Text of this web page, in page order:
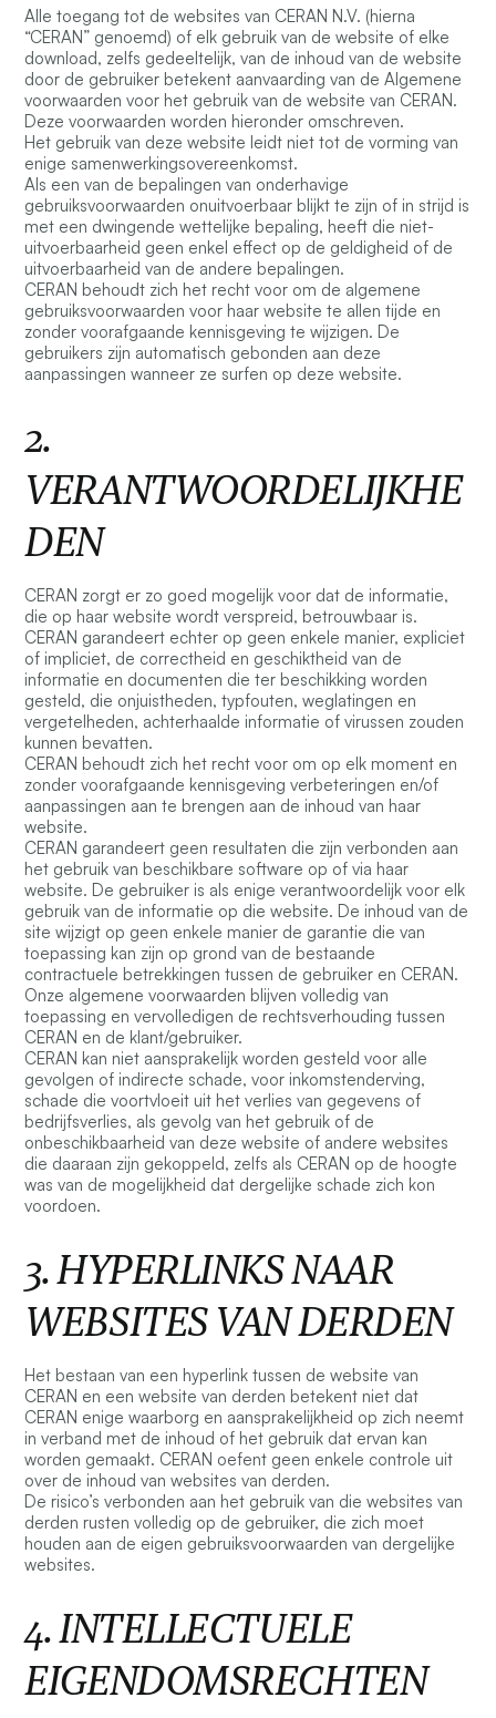
Alle toegang tot de websites van CERAN N.V. (hierna
“CERAN” genoemd) of elk gebruik van de website of elke
download, zelfs gedeeltelijk, van de inhoud van de website
door de gebruiker betekent aanvaarding van de Algemene
voorwaarden voor het gebruik van de website van CERAN.
Deze voorwaarden worden hieronder omschreven.
Het gebruik van deze website leidt niet tot de vorming van
enige samenwerkingsovereenkomst.
Als een van de bepalingen van onderhavige
gebruiksvoorwaarden onuitvoerbaar blijkt te zijn of in strijd is
met een dwingende wettelijke bepaling, heeft die niet-
uitvoerbaarheid geen enkel effect op de geldigheid of de
uitvoerbaarheid van de andere bepalingen.
CERAN behoudt zich het recht voor om de algemene
gebruiksvoorwaarden voor haar website te allen tijde en
zonder voorafgaande kennisgeving te wijzigen. De
gebruikers zijn automatisch gebonden aan deze
aanpassingen wanneer ze surfen op deze website.
2.
VERANTWOORDELIJKHE
DEN
CERAN zorgt er zo goed mogelijk voor dat de informatie,
die op haar website wordt verspreid, betrouwbaar is.
CERAN garandeert echter op geen enkele manier, expliciet
of impliciet, de correctheid en geschiktheid van de
informatie en documenten die ter beschikking worden
gesteld, die onjuistheden, typfouten, weglatingen en
vergetelheden, achterhaalde informatie of virussen zouden
kunnen bevatten.
CERAN behoudt zich het recht voor om op elk moment en
zonder voorafgaande kennisgeving verbeteringen en/of
aanpassingen aan te brengen aan de inhoud van haar
website.
CERAN garandeert geen resultaten die zijn verbonden aan
het gebruik van beschikbare software op of via haar
website. De gebruiker is als enige verantwoordelijk voor elk
gebruik van de informatie op die website. De inhoud van de
site wijzigt op geen enkele manier de garantie die van
toepassing kan zijn op grond van de bestaande
contractuele betrekkingen tussen de gebruiker en CERAN.
Onze algemene voorwaarden blijven volledig van
toepassing en vervolledigen de rechtsverhouding tussen
CERAN en de klant/gebruiker.
CERAN kan niet aansprakelijk worden gesteld voor alle
gevolgen of indirecte schade, voor inkomstenderving,
schade die voortvloeit uit het verlies van gegevens of
bedrijfsverlies, als gevolg van het gebruik of de
onbeschikbaarheid van deze website of andere websites
die daaraan zijn gekoppeld, zelfs als CERAN op de hoogte
was van de mogelijkheid dat dergelijke schade zich kon
voordoen.
3. HYPERLINKS NAAR
WEBSITES VAN DERDEN
Het bestaan van een hyperlink tussen de website van
CERAN en een website van derden betekent niet dat
CERAN enige waarborg en aansprakelijkheid op zich neemt
in verband met de inhoud of het gebruik dat ervan kan
worden gemaakt. CERAN oefent geen enkele controle uit
over de inhoud van websites van derden.
De risico’s verbonden aan het gebruik van die websites van
derden rusten volledig op de gebruiker, die zich moet
houden aan de eigen gebruiksvoorwaarden van dergelijke
websites.
4. INTELLECTUELE
EIGENDOMSRECHTEN